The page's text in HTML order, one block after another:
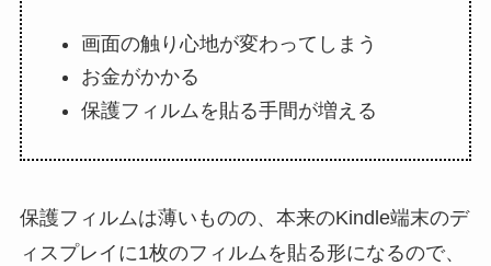
画面の触り心地が変わってしまう
お金がかかる
保護フィルムを貼る手間が増える
保護フィルムは薄いものの、本来のKindle端末のデ
ィスプレイに1枚のフィルムを貼る形になるので、